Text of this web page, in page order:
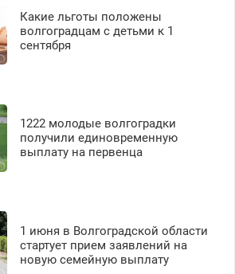
Какие льготы положены
волгоградцам с детьми к 1
сентября
1222 молодые волгоградки
получили единовременную
выплату на первенца
1 июня в Волгоградской области
стартует прием заявлений на
новую семейную выплату